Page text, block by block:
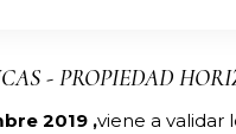
- PROPIEDAD
2019 ,viene a validar